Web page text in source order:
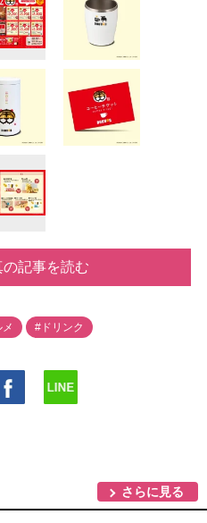
の記事を読む
#ドリンク
さらに見る